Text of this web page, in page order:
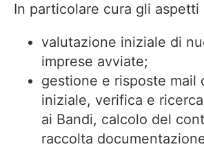
In particolare cura gli aspetti
valutazione iniziale di
imprese avviate;
gestione e risposte mail
iniziale, verifica e
ai Bandi, calcolo del
raccolta